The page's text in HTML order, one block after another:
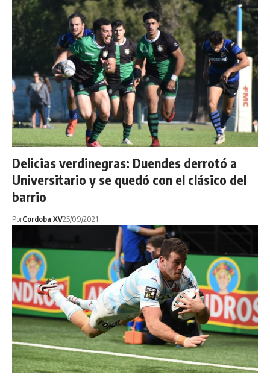
Delicias verdinegras: Duendes derrotó a
Universitario y se quedó con el clásico del
barrio
PorCordoba XV25/09/2021